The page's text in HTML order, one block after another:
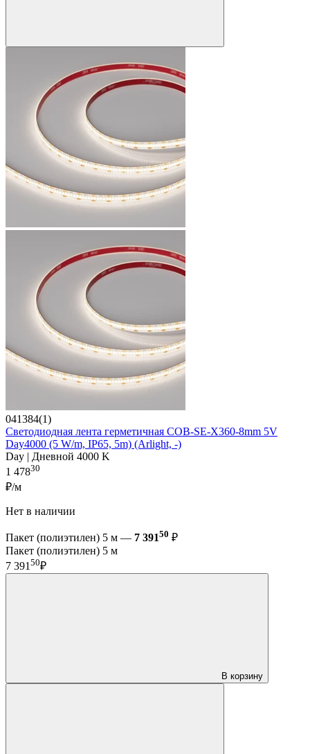
041384(1)
Светодиодная лента герметичная COB-SE-X360-8mm 5V
Day4000 (5 W/m, IP65, 5m) (Arlight, -)
Day | Дневной 4000 K
1 47830
₽/м
Нет в наличии
Пакет (полиэтилен) 5 м — 7 39150 ₽
Пакет (полиэтилен) 5 м
7 39150₽
В корзину